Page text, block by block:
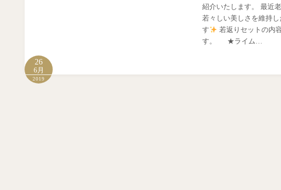
26
6月
2019
紹介いたします。 最近
若々しい美しさを維持
す
若返りセットの内
す。 ★ライム…